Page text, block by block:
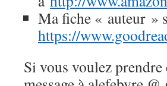
Ma fiche « auteur »
https://
Si vous voulez